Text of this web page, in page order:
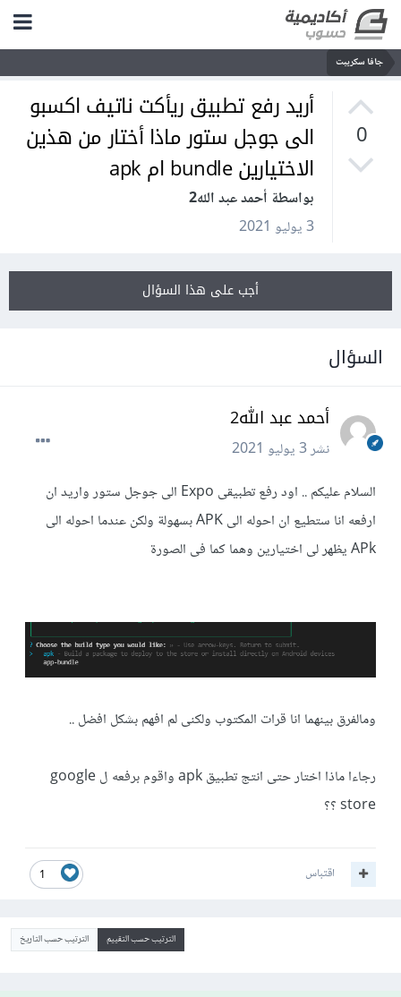
جافا سكريبت
0
أريد رفع تطبيق ريأكت ناتيف اكسبو
الى جوجل ستور ماذا أختار من هذين
الاختيارين bundle ام apk
بواسطة أحمد عبد الله2
3 يوليو 2021
أجب على هذا السؤال
السؤال
أحمد عبد الله2
نشر3 يوليو 2021
السلام عليكم .. اود رفع تطبيقى Expo الى جوجل ستور واريد ان
ارفعه انا ستطيع ان احوله الى APK بسهولة ولكن عندما احوله الى
APk يظهر لى اختيارين وهما كما فى الصورة
ومالفرق بينهما انا قرات المكتوب ولكنى لم افهم بشكل افضل ..
رجاءا ماذا اختار حتى انتج تطبيق apk واقوم برفعه ل google
store ؟؟
1 اقتباس
الترتيب حسب التقييم الترتيب حسب التاريخ